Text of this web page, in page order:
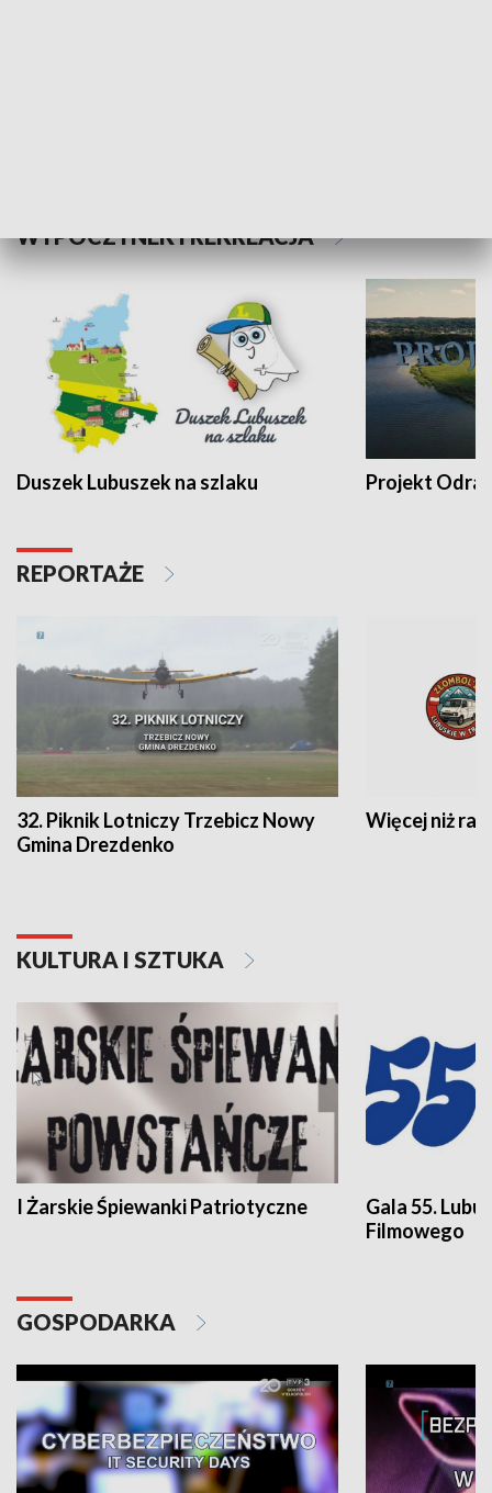
WYPOCZYNEK I REKREACJA
Duszek Lubuszek na szlaku Projekt Odra
REPORTAŻE
32. Piknik Lotniczy Trzebicz Nowy
Gmina Drezdenko
Więcej niż rajd
KULTURA I SZTUKA
I Żarskie Śpiewanki Patriotyczne
Gala 55.
Filmowego
GOSPODARKA